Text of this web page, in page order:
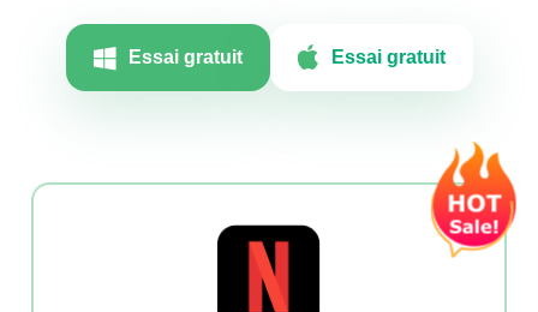
Essai gratuit Essai gratuit